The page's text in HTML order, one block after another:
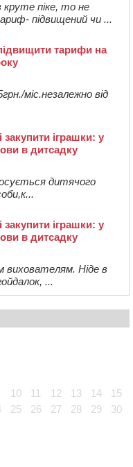
круте піке, то не
підвищений чи ...
тарифи на
міс.незалежно від
іграшки: у
в дитсадку
дитячого
іграшки: у
в дитсадку
Ніде в
...
10 11 12 13 14
15
25 26 27 28 29
30